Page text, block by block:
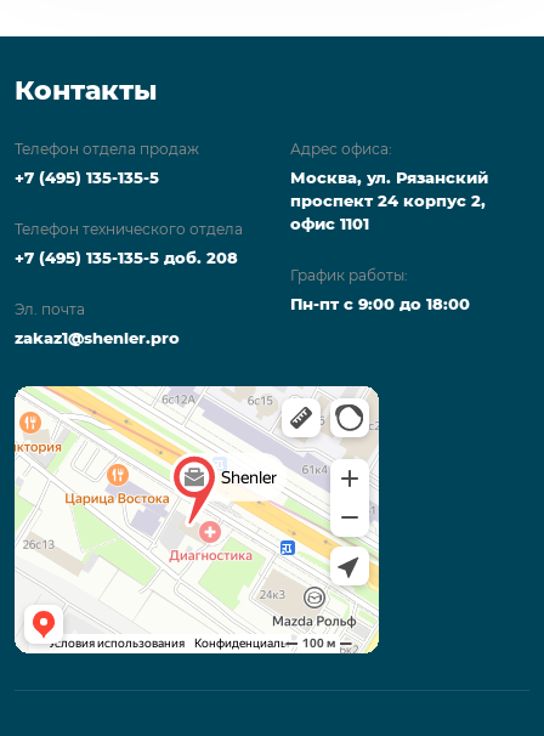
Контакты
Телефон отдела продаж
+7 (495) 135-135-5
Телефон технического отдела
+7 (495) 135-135-5 доб. 208
Эл. почта
zakaz1@shenler.pro
Адрес офиса:
Москва, ул. Рязанский
проспект 24 корпус 2,
офис 1101
График работы:
Пн-пт с 9:00 до 18:00